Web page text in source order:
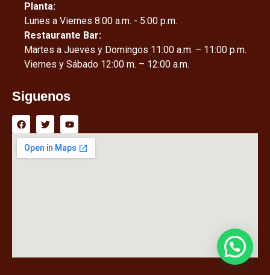
Planta:
Lunes a Viernes 8:00 a.m. - 5:00 p.m.
Restaurante Bar:
Martes a Jueves y Domingos 11:00 a.m. – 11:00 p.m.
Viernes y Sábado 12:00 m. – 12:00 a.m.
Siguenos